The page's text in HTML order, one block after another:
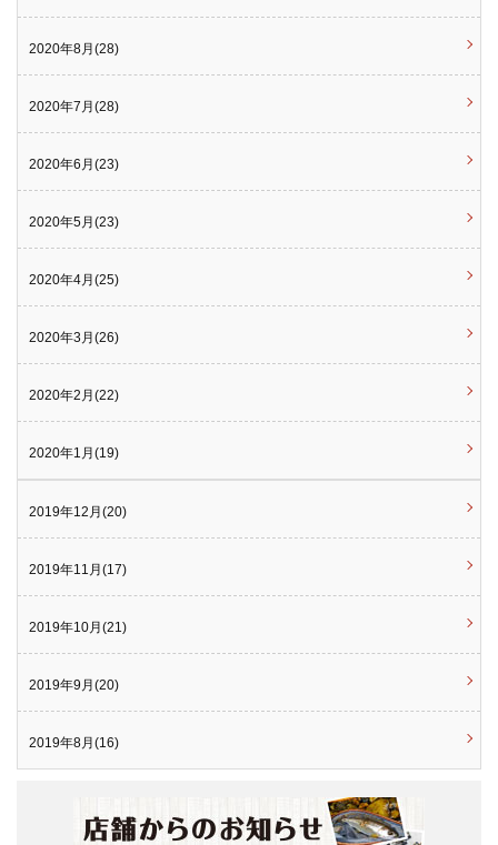
2020年8月(28)
2020年7月(28)
2020年6月(23)
2020年5月(23)
2020年4月(25)
2020年3月(26)
2020年2月(22)
2020年1月(19)
2019年12月(20)
2019年11月(17)
2019年10月(21)
2019年9月(20)
2019年8月(16)